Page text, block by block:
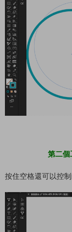
第二個
按住空格還可以控